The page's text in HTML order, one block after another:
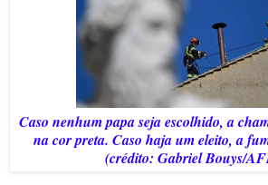
Caso nenhum papa seja escolhido, a
na cor preta. Caso haja um eleito, a
(crédito: Gabriel Bouys/